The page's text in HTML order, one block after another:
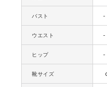
バスト -
ウエスト -
ヒップ -
靴サイズ